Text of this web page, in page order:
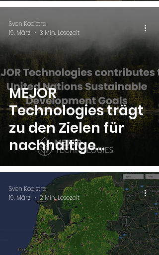
MEJOR
Technologies trägt
zu den Zielen für
nachhaltige
Entwicklung der
Vereinten Nationen
bei
Sven Kooistra
19. März
3 Min. Lesezeit
Sven Kooistra
19. März
2 Min. Lesezeit